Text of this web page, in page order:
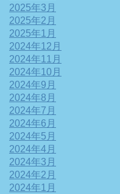
2025年3月
2025年2月
2025年1月
2024年12月
2024年11月
2024年10月
2024年9月
2024年8月
2024年7月
2024年6月
2024年5月
2024年4月
2024年3月
2024年2月
2024年1月